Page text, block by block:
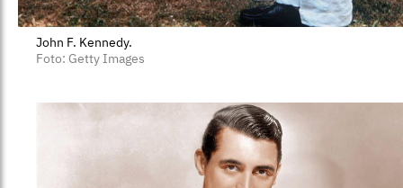
John F. Kennedy.
Foto: Getty Images